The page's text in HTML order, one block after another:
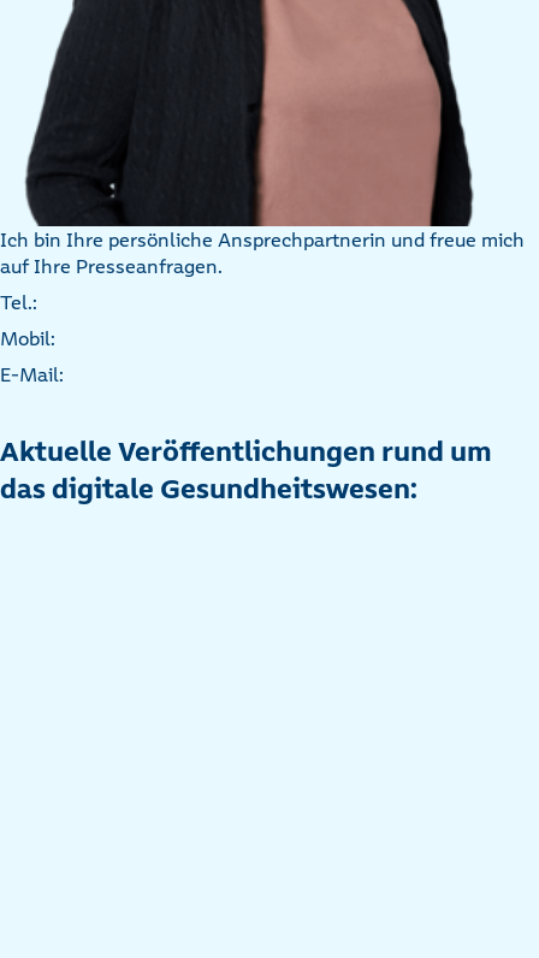
Ich bin Ihre persönliche Ansprechpartnerin und freue mich
auf Ihre Presseanfragen.
Tel.:
Mobil:
E-Mail:
Aktuelle Veröffentlichungen rund um
das digitale Gesundheitswesen: